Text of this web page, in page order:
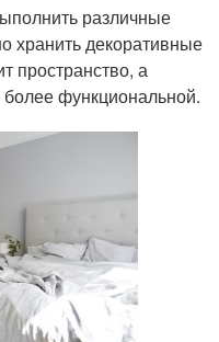
различные
хранить декоративные
пространство, а
функциональной.